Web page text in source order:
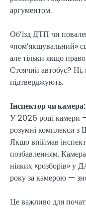
аргументом.
Об’їзд ДТП чи
«пом’якшувальний»
але тільки якщо
Стоячий автобус? Ні,
підтверджують.
Інспектор чи
У 2026 році камери
розумні комплекси з
Якщо впіймав
позбавленням.
ніяких «розборів» у
року за камерою —
Це важливо для